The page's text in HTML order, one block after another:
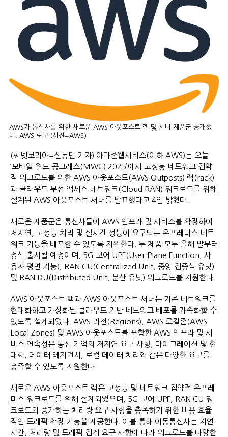
AWS가 통신사를 위한 새로운 AWS 아웃포스트 랙 및 서버 제품군 공개했
다. AWS 로고 (사진=AWS)
(씨넷코리아=신동민 기자) 아마존웹서비스(이하 AWS)는 오늘
‘모바일 월드 콩그레스(MWC) 2025’에서 고성능 네트워크 집약
적 워크로드를 위한 AWS 아웃포스트(AWS Outposts) 랙(rack)
과 클라우드 무선 액세스 네트워크(Cloud RAN) 워크로드를 위해
설계된 AWS 아웃포스트 서버를 발표했다고 4일 밝혔다.
새로운 제품군은 통신사들이 AWS 인프라 및 서비스를 확장하여
저지연, 고성능 처리 및 실시간 성능이 요구되는 온프레미스 네트
워크 기능을 배포할 수 있도록 지원한다. 두 제품 모두 올해 말부터
정식 출시될 예정이며, 5G 코어 UPF(User Plane Function, 사
용자 평면 기능), RAN CU(Centralized Unit, 중앙 집중식 유닛)
및 RAN DU(Distributed Unit, 분산 유닛) 워크로드를 지원한다.
AWS 아웃포스트 랙과 AWS 아웃포스트 서버는 기존 네트워크를
현대화하고 가상화된 클라우드 기반 네트워크 배포를 가속화할 수
있도록 설계되었다. AWS 리전(Regions), AWS 로컬존(AWS
Local Zones) 및 AWS 아웃포스트를 포함한 AWS 인프라 및 서
비스 연속성은 통신 기업의 저지연 요구 사항, 마이그레이션 및 현
대화, 데이터 레지던시, 로컬 데이터 처리와 같은 다양한 요구를
충족할 수 있도록 지원한다.
새로운 AWS 아웃포스트 랙은 고성능 및 네트워크 집약적 온프레
미스 워크로드를 위해 설계되었으며, 5G 코어 UPF, RAN CU 워
크로드의 증가하는 처리량 요구 사항을 충족하기 위한 비용 효율
적인 트래픽 확장 기능을 제공한다. 이를 통해 이동통신사는 지연
시간, 처리량 및 트래픽 집계 요구 사항에 따라 워크로드를 다양한